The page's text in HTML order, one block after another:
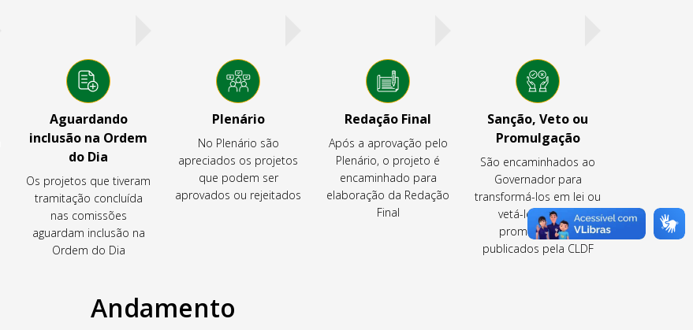
Aguardando
inclusão na Ordem
do Dia
Os projetos que tiveram
tramitação concluída
nas comissões
aguardam inclusão na
Ordem do Dia
Plenário
No Plenário são
apreciados os projetos
que podem ser
aprovados ou rejeitados
Redação Final
Após a aprovação pelo
Plenário, o projeto é
encaminhado para
elaboração da Redação
Final
Sanção, Veto ou
Promulgação
São encaminhados ao
Governador para
transformá-los em lei ou
vetá-los ou são
promulgados e
publicados pela CLDF
Andamento